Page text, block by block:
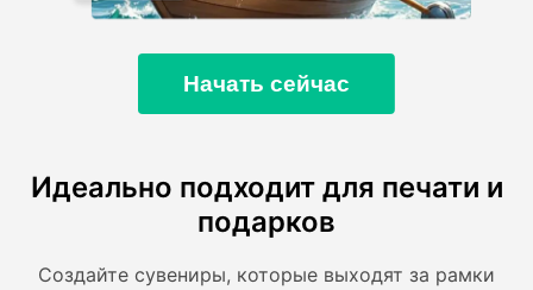
Начать сейчас
Идеально подходит для печати и
подарков
Создайте сувениры, которые выходят за рамки